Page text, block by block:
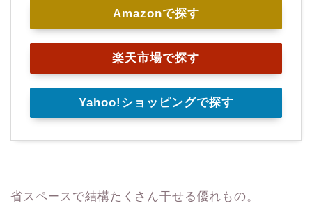
Amazonで探す
楽天市場で探す
Yahoo!ショッピングで探す
省スペースで結構たくさん干せる優れもの。